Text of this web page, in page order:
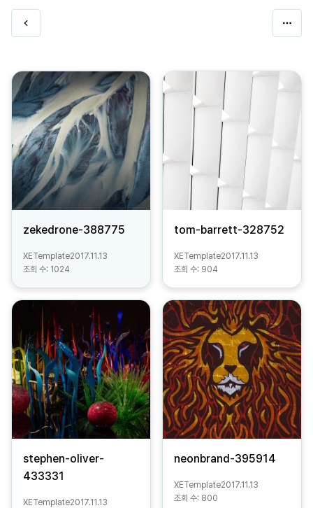
zekedrone-388775
XETemplate2017.11.13
조회 수: 1024
tom-barrett-328752
XETemplate2017.11.13
조회 수: 904
stephen-oliver-
433331
XETemplate2017.11.13
neonbrand-395914
XETemplate2017.11.13
조회 수: 800